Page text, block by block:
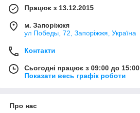
Працює з 13.12.2015
м. Запоріжжя
ул Победы, 72, Запоріжжя, Україна
Контакти
Сьогодні працює з 09:00 до 15:00
Показати весь графік роботи
Про нас